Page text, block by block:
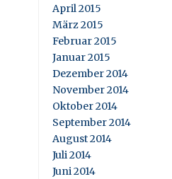
April 2015
März 2015
Februar 2015
Januar 2015
Dezember 2014
November 2014
Oktober 2014
September 2014
August 2014
Juli 2014
Juni 2014